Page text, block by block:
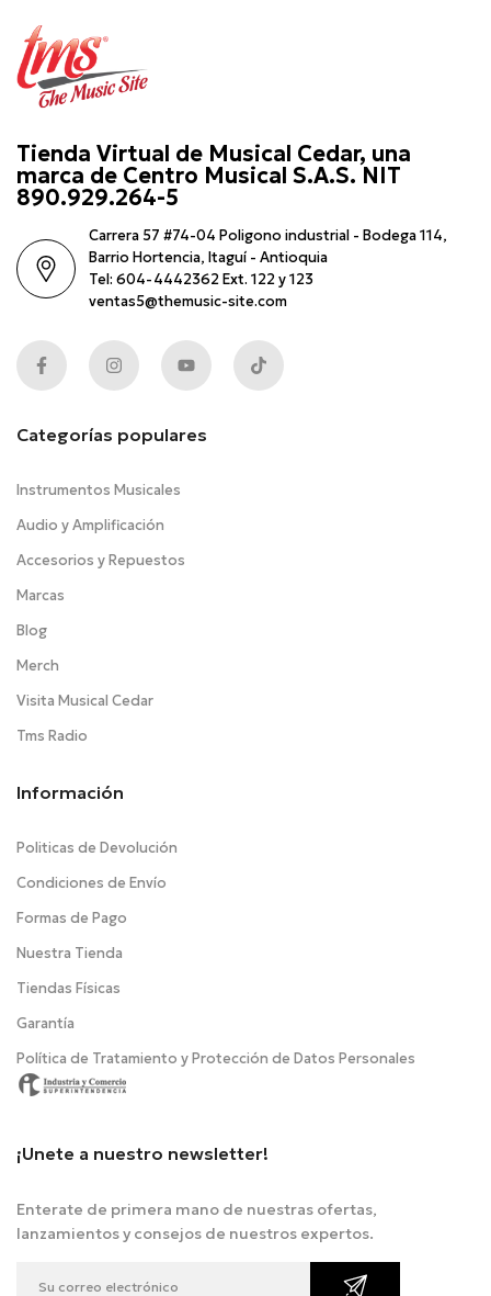
Tienda Virtual de Musical Cedar, una
marca de Centro Musical S.A.S. NIT
890.929.264-5
Carrera 57 #74-04 Poligono industrial - Bodega 114,
Barrio Hortencia, Itaguí - Antioquia
Tel: 604-4442362 Ext. 122 y 123
ventas5@themusic-site.com
Categorías populares
Instrumentos Musicales
Audio y Amplificación
Accesorios y Repuestos
Marcas
Blog
Merch
Visita Musical Cedar
Tms Radio
Información
Politicas de Devolución
Condiciones de Envío
Formas de Pago
Nuestra Tienda
Tiendas Físicas
Garantía
Política de Tratamiento y Protección de Datos Personales
¡Unete a nuestro newsletter!
Enterate de primera mano de nuestras ofertas,
lanzamientos y consejos de nuestros expertos.